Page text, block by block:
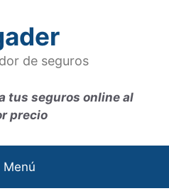
de seguros
tus seguros online al
precio
Menú